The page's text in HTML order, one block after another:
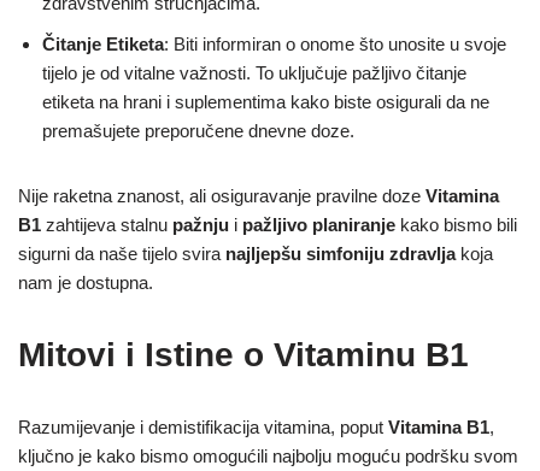
Čitanje Etiketa: Biti informiran o onome što unosite u svoje
tijelo je od vitalne važnosti. To uključuje pažljivo čitanje
etiketa na hrani i suplementima kako biste osigurali da ne
premašujete preporučene dnevne doze.
Nije raketna znanost, ali osiguravanje pravilne doze Vitamina
B1 zahtijeva stalnu pažnju i pažljivo planiranje kako bismo bili
sigurni da naše tijelo svira najljepšu simfoniju zdravljakoja
nam je dostupna.
Mitovi i Istine o Vitaminu B1
Razumijevanje i demistifikacija vitamina, poput Vitamina B1,
ključno je kako bismo omogućili najbolju moguću podršku svom